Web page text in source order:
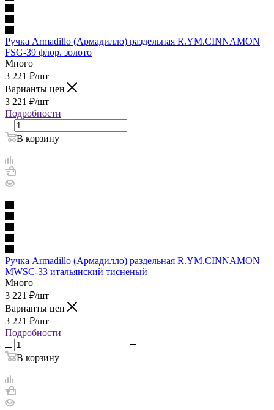
Ручка Armadillo (Армадилло) раздельная R.YM.CINNAMON
FSG-39 флор. золото
Много
3 221 ₽/шт
Варианты цен
3 221 ₽/шт
Подробности
В корзину
Ручка Armadillo (Армадилло) раздельная R.YM.CINNAMON
MWSC-33 итальянский тисненый
Много
3 221 ₽/шт
Варианты цен
3 221 ₽/шт
Подробности
В корзину